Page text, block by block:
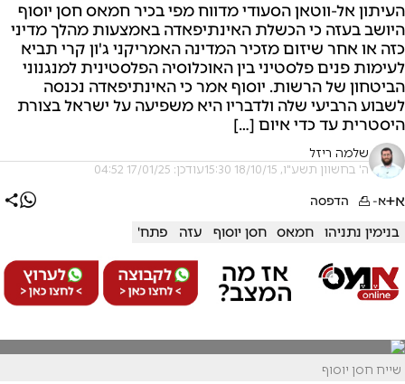
העיתון אל-ווטאן הסעודי מדווח מפי בכיר חמאס חסן יוסוף
היושב בעזה כי הכשלת האינתיפאדה באמצעות מהלך מדיני
כזה או אחר שיזום מזכיר המדינה האמריקני ג'ון קרי תביא
לעימות פנים פלסטיני בין האוכלוסיה הפלסטינית למנגנוני
הביטחון של הרשות. יוסוף אמר כי האינתיפאדה נכנסה
לשבוע הרביעי שלה ולדבריו היא משפיעה על ישראל בצורת
היסטרית עד כדי איום […]
שלמה ריזל
ה' בחשוון תשע"ו, 18/10/15 15:30 עודכן: 17/01/25 04:52
א+א- הדפסה
בנימין נתניהו חמאס חסן יוסוף עזה פתח'
שייח חסן יוסוף